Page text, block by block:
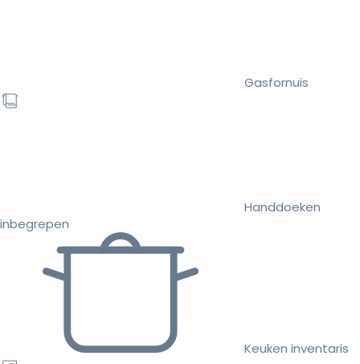
Gasfornuis
Handdoeken
inbegrepen
Keuken inventaris